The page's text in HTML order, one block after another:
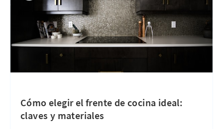
Cómo elegir el frente de cocina ideal:
claves y materiales